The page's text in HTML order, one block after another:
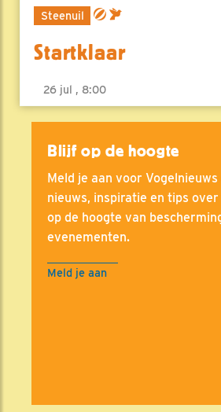
Steenuil
Startklaar
26 jul , 8:00
Blijf op de hoogte
Meld je aan voor
nieuws, inspiratie en tips
op de hoogte van
evenementen.
Meld je aan